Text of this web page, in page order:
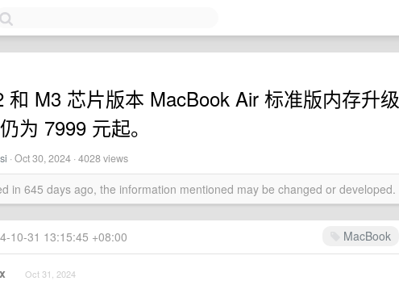
和 M3 芯片版本 MacBook Air 标准版内存升
为 7999 元起。
·Oct 30, 2024 · 4028 views
in 645 days ago, the information mentioned may be changed or developed.
MacBook
10-31 13:15:45 +08:00
Oct 31, 2024